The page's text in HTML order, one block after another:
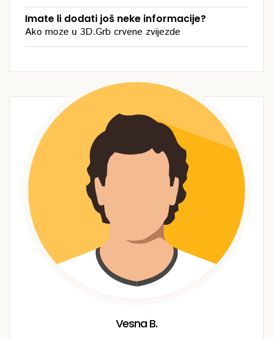
Imate li dodati još neke informacije?
Ako moze u 3D.Grb crvene zvijezde
Vesna B.